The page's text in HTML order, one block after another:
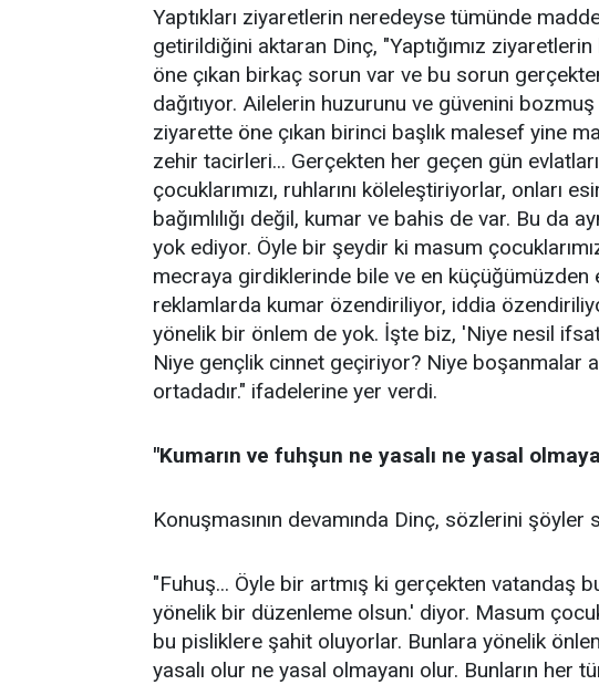
Yaptıkları ziyaretlerin neredeyse tümünde madde
getirildiğini aktaran Dinç, "Yaptığımız
öne çıkan birkaç sorun var ve bu sorun
dağıtıyor. Ailelerin huzurunu ve güvenini
ziyarette öne çıkan birinci başlık malesef yine
zehir tacirleri... Gerçekten her geçen gün
çocuklarımızı, ruhlarını köleleştiriyorlar, onları
bağımlılığı değil, kumar ve bahis de var. Bu da
yok ediyor. Öyle bir şeydir ki masum
mecraya girdiklerinde bile ve en
reklamlarda kumar özendiriliyor, iddia
yönelik bir önlem de yok. İşte biz, 'Niye nesil
Niye gençlik cinnet geçiriyor? Niye boşanmalar
ortadadır." ifadelerine yer verdi.
"Kumarın ve fuhşun ne yasalı ne yasal
Konuşmasının devamında Dinç, sözlerini şöyler
"Fuhuş... Öyle bir artmış ki gerçekten vatandaş
yönelik bir düzenleme olsun.' diyor. Masum
bu pisliklere şahit oluyorlar. Bunlara yönelik
yasalı olur ne yasal olmayanı olur. Bunların her